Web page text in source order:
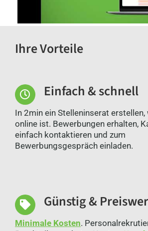
Ihre Vorteile
Einfach & schnell
In 2min ein Stelleninserat
online ist. Bewerbungen erhalten,
einfach kontaktieren und zum
Bewerbungsgespräch einladen.
Günstig &
Minimale Kosten.